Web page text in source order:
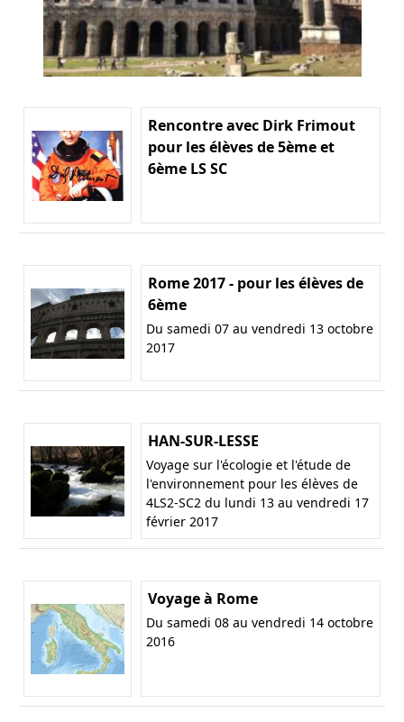
Rencontre avec Dirk Frimout
pour les élèves de 5ème et
6ème LS SC
Rome 2017 - pour les élèves de
6ème
Du samedi 07 au vendredi 13 octobre
2017
HAN-SUR-LESSE
Voyage sur l'écologie et l'étude de
l'environnement pour les élèves de
4LS2-SC2 du lundi 13 au vendredi 17
février 2017
Voyage à Rome
Du samedi 08 au vendredi 14 octobre
2016